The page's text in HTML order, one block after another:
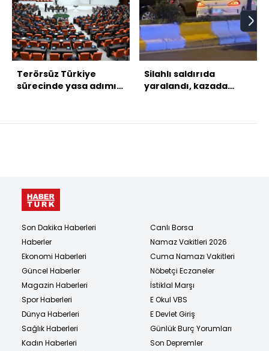
Terörsüz Türkiye
sürecinde yasa adımı:
Silahlı saldırıda
yaralandı, kazada
Son Dakika Haberleri
Haberler
Ekonomi Haberleri
Güncel Haberler
Magazin Haberleri
Spor Haberleri
Dünya Haberleri
Sağlık Haberleri
Kadın Haberleri
Canlı Borsa
Namaz Vakitleri 2026
Cuma Namazı Vakitleri
Nöbetçi Eczaneler
İstiklal Marşı
E Okul VBS
E Devlet Giriş
Günlük Burç Yorumları
Son Depremler